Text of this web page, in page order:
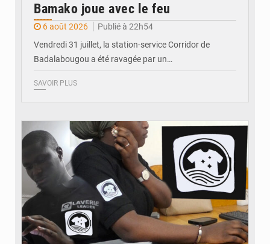
Bamako joue avec le feu
6 août 2026
Publié à 22h54
Vendredi 31 juillet, la station-service Corridor de
Badalabougou a été ravagée par un…
SAVOIR PLUS